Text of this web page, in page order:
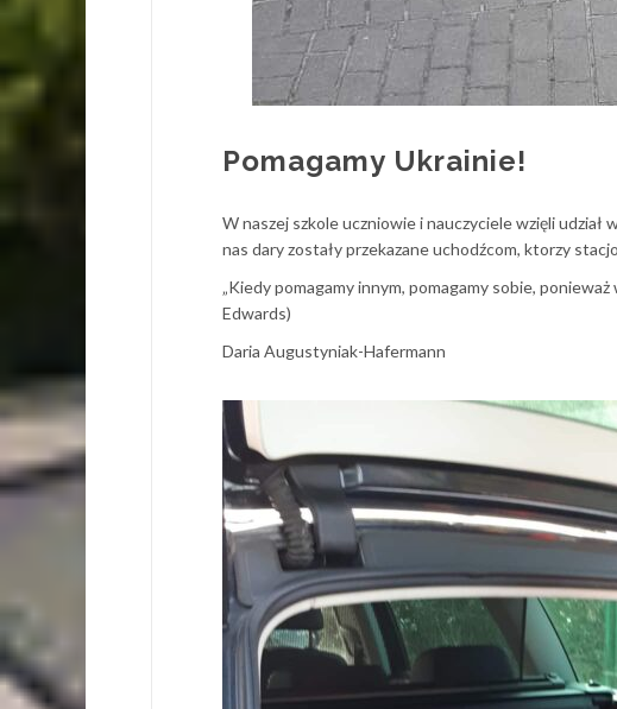
Pomagamy Ukrainie!
W naszej szkole uczniowie i nauczyciele wzięli
nas dary zostały przekazane uchodźcom, ktorzy
„Kiedy pomagamy innym, pomagamy sobie,
Edwards)
Daria Augustyniak-Hafermann